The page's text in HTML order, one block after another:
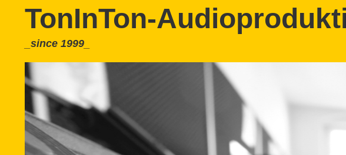
TonInTon-
_since 1999_